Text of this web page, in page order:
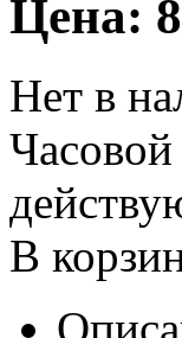
Цена:
Нет в
В